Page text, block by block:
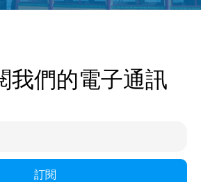
我們的電子通訊
訂閱